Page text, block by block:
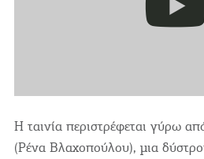
Η ταινία περιστρέφεται γύρω
(Ρένα Βλαχοπούλου), μια